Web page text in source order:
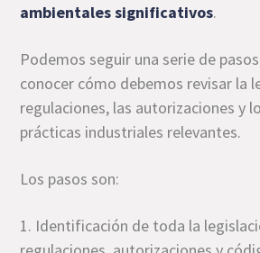
ambientales significativos.
Podemos seguir una serie de
conocer cómo debemos revisar la
regulaciones, las autorizaciones y
prácticas industriales relevantes.
Los pasos son:
1. Identificación de toda la